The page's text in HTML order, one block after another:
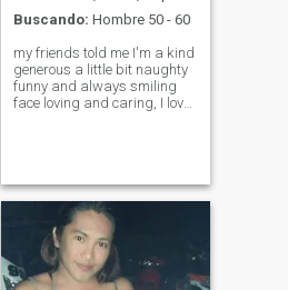
Buscando: Hombre 50 - 60
my friends told me I'm a kind
generous a little bit naughty
funny and always smiling
face loving and caring, I love
are there's so many che